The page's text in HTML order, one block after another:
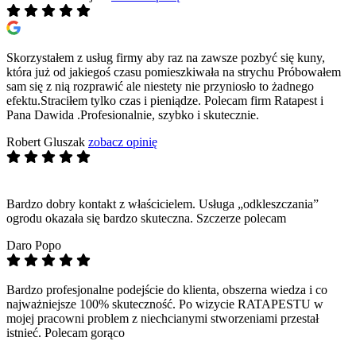
Skorzystałem z usług firmy aby raz na zawsze pozbyć się kuny,
która już od jakiegoś czasu pomieszkiwała na strychu Próbowałem
sam się z nią rozprawić ale niestety nie przyniosło to żadnego
efektu.Straciłem tylko czas i pieniądze. Polecam firm Ratapest i
Pana Dawida .Profesionalnie, szybko i skutecznie.
Robert Gluszak zobacz opinię
Bardzo dobry kontakt z właścicielem. Usługa „odkleszczania”
ogrodu okazała się bardzo skuteczna. Szczerze polecam
Daro Popo
Bardzo profesjonalne podejście do klienta, obszerna wiedza i co
najważniejsze 100% skuteczność. Po wizycie RATAPESTU w
mojej pracowni problem z niechcianymi stworzeniami przestał
istnieć. Polecam gorąco